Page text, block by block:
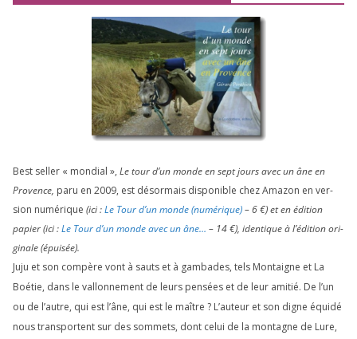
Best sel­ler « mon­dial », Le tour d’un monde en sept jours avec un âne en
Provence, paru en 2009, est désor­mais dis­po­nible chez Amazon en ver­
sion numé­rique (ici :Le Tour d’un monde (numé­rique)–6€) et en édi­tion
papier (ici :Le Tour d’un monde avec un âne… – 14€), iden­tique à l’é­di­tion ori­
gi­nale (épui­sée).
Juju et son com­père vont à sauts et à gam­bades, tels Montaigne et La
Boétie, dans le val­lon­ne­ment de leurs pen­sées et de leur ami­tié. De l’un
ou de l’autre, qui est l’âne, qui est le maître ? L’auteur et son digne équi­dé
nous trans­portent sur des som­mets, dont celui de la mon­tagne de Lure,